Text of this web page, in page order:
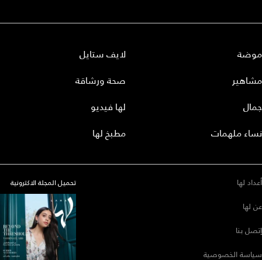
موضة
مشاهير
جمال
نساء ملهمات
لايف ستايل
صحة ورشاقة
لها فيديو
مطبخ لها
أعداد لها
عن لها
إتصل بنا
سياسة الخصوصية
تحميل المجلة الاكترونية